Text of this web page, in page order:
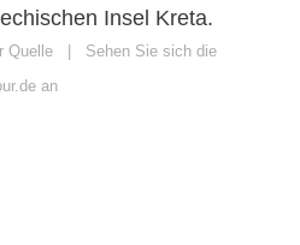
Insel Kreta.
Quelle
Sehen Sie sich die
an